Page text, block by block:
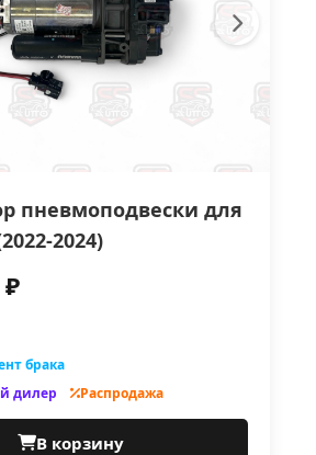
пневмоподвески для
2024)
брака
дилер
Распродажа
В корзину